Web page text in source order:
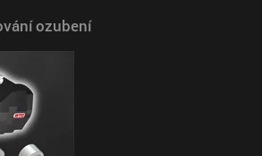
ozubení